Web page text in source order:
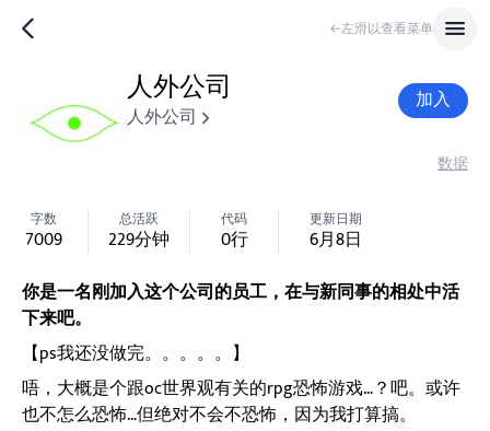
←左滑以查看菜单
人外公司
人外公司
加入
数据
字数
7009
总活跃
229分钟
代码
0行
更新日期
6月8日
你是一名刚加入这个公司的员工，在与新同事的相处中活
下来吧。
【ps我还没做完。。。。。】
唔，大概是个跟oc世界观有关的rpg恐怖游戏…？吧。或许
也不怎么恐怖…但绝对不会不恐怖，因为我打算搞。